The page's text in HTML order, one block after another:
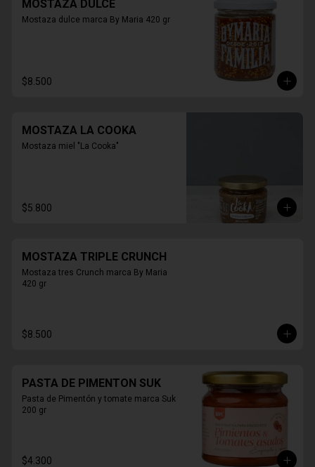
MOSTAZA DULCE
Mostaza dulce marca By Maria 420 gr
$8.500
MOSTAZA LA COOKA
Mostaza miel "La Cooka"
$5.800
MOSTAZA TRIPLE CRUNCH
Mostaza tres Crunch marca By Maria
420 gr
$8.500
PASTA DE PIMENTON SUK
Pasta de Pimentón y tomate marca Suk
200 gr
$4.300